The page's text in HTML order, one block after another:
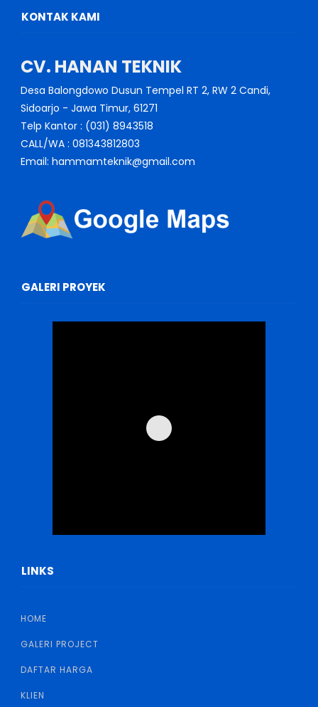
KONTAK KAMI
CV. HANAN TEKNIK
Desa Balongdowo Dusun Tempel RT 2, RW 2 Candi,
Sidoarjo - Jawa Timur, 61271
Telp Kantor : (031) 8943518
CALL/WA : 081343812803
Email: hammamteknik@gmail.com
GALERI PROYEK
LINKS
HOME
GALERI PROJECT
DAFTAR HARGA
KLIEN